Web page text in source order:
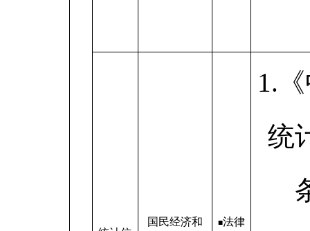
国民经济和
■法律
1.
统